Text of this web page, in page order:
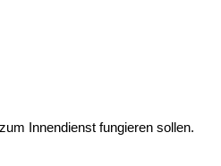
Innendienst fungieren sollen.